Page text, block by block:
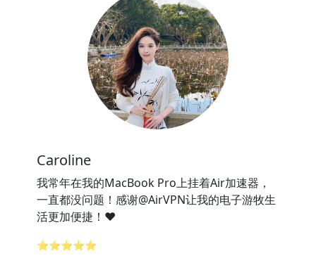
Caroline
我常年在我的MacBook Pro上挂着Air加速器，
一直都没问题！感谢@AirVPN让我的电子游牧生
活更加便捷！❤️
⭐⭐⭐⭐⭐